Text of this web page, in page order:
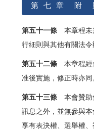
第 七 章 附
第五十一條本章程未
行細則與其他有關法令
第五十二條本章程經
准後實施，修正時亦同
第五十三條本會贊助
訊息之外，並無參與
享有表決權、選舉權、